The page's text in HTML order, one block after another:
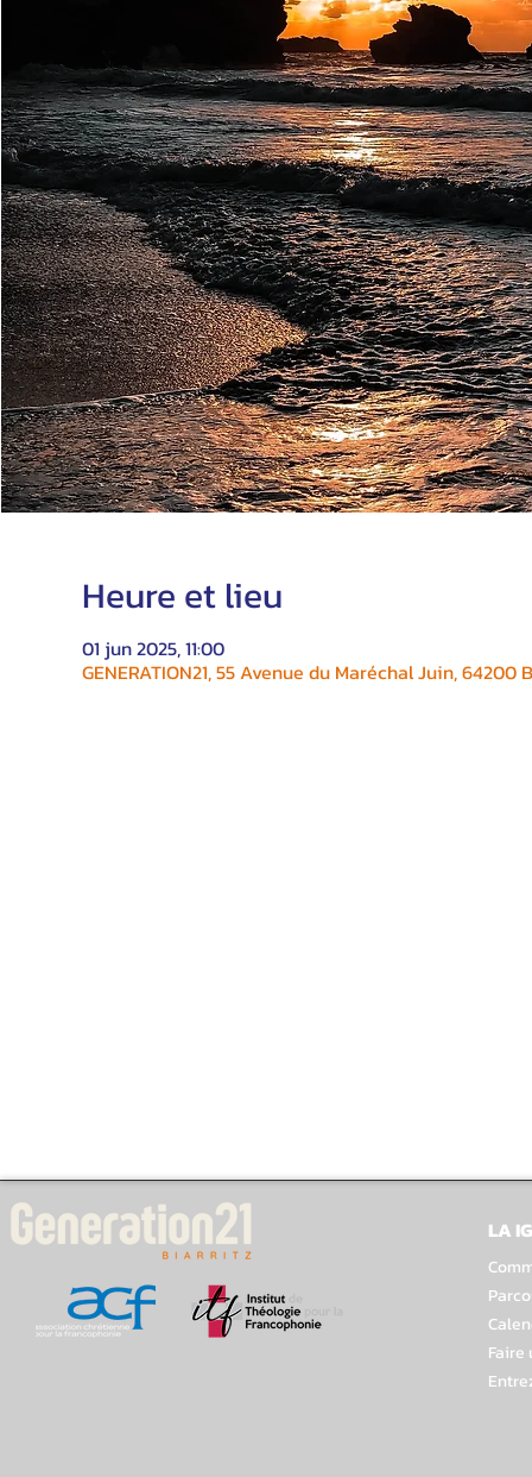
Heure et lieu
01 jun 2025, 11:00
GENERATION21, 55 Avenue du Maréchal Juin, 64200
LA
Faire